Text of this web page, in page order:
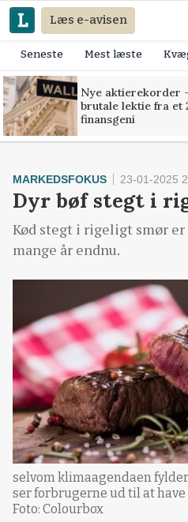
Læs e-avisen
Seneste Mest læste
Nye aktierekorder
brutale lektie fra et
finansgeni
MARKEDSFOKUS 23-01-2025
Dyr bøf stegt i
Kød stegt i rigeligt smør
mange år endnu.
selvom klimaagendaen
ser forbrugerne ud til at
Foto: Colourbox